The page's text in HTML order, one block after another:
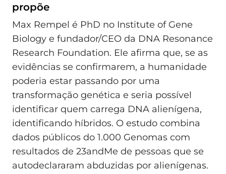
propõe
Max Rempel é PhD no Institute of Gene
Biology e fundador/CEO da DNA Resonance
Research Foundation. Ele afirma que, se as
evidências se confirmarem, a humanidade
poderia estar passando por uma
transformação genética e seria possível
identificar quem carrega DNA alienígena,
identificando híbridos. O estudo combina
dados públicos do 1.000 Genomas com
resultados de 23andMe de pessoas que se
autodeclararam abduzidas por alienígenas.